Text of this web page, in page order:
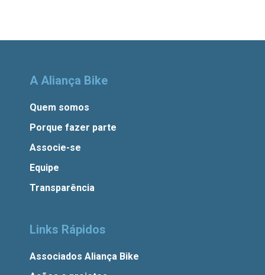
A Aliança Bike
Quem somos
Porque fazer parte
Associe-se
Equipe
Transparência
Links Rápidos
Associados Aliança Bike